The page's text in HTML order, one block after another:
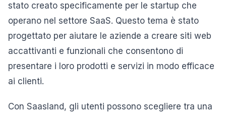
stato creato specificamente per le startup che
operano nel settore SaaS. Questo tema è stato
progettato per aiutare le aziende a creare siti web
accattivanti e funzionali che consentono di
presentare i loro prodotti e servizi in modo efficace
ai clienti.
Con Saasland, gli utenti possono scegliere tra una